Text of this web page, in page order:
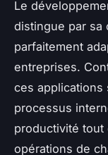
Le
distingue par sa
parfaitement
entreprises.
ces applications
processus
productivité tout
opérations de